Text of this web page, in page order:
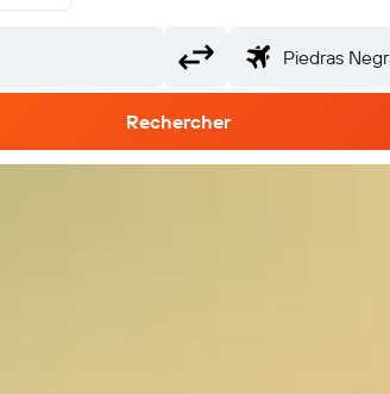
Rechercher